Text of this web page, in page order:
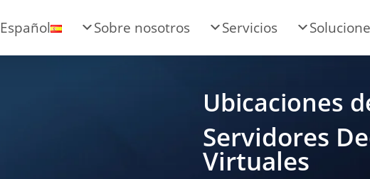
Servicios
Sobre nosotros
Español
Ubicaciones
Servidores
Virtuales